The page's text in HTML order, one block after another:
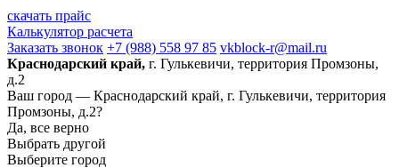
скачать прайс
Калькулятор расчета
Заказать звонок +7 (988) 558 97 85 vkblock-r@mail.ru
Краснодарский край, г. Гулькевичи, территория Промзоны,
д.2
Ваш город — Краснодарский край, г. Гулькевичи, территория
Промзоны, д.2?
Да, все верно
Выбрать другой
Выберите город